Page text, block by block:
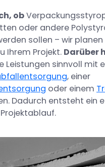
ob
oder andere
sollen – wir
Ihrem Projekt. Darüber
Leistungen sinnvoll mit
, einer
oder einem
Dadurch entsteht ein